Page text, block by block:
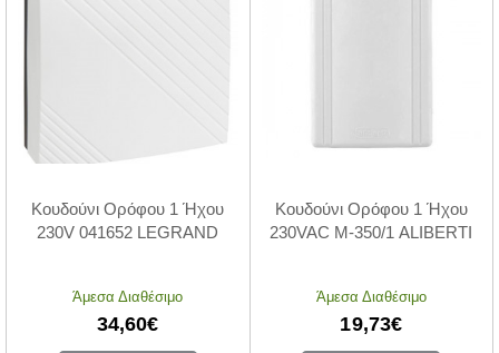
Κουδούνι Ορόφου 1 Ήχου
230V 041652 LEGRAND
Άμεσα Διαθέσιμο
34,60€
Κουδούνι Ορόφου 1 Ήχου
230VAC M-350/1 ALIBERTI
Άμεσα Διαθέσιμο
19,73€